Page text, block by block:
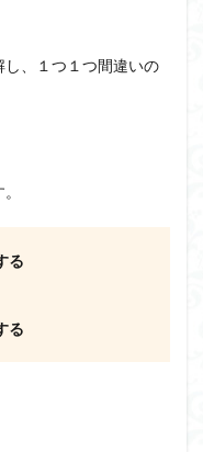
し、１つ１つ間違いの
る
る